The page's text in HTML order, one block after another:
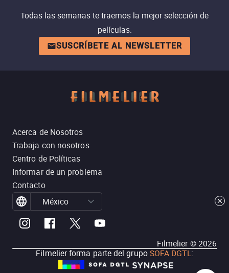
Todas las semanas te traemos la mejor selección de
películas.
SUSCRÍBETE AL NEWSLETTER
Acerca de Nosotros
Trabaja con nosotros
Centro de Políticas
Informar de un problema
Contacto
México
Filmelier ©2026
Filmelier forma parte del grupoSOFA DGTL: